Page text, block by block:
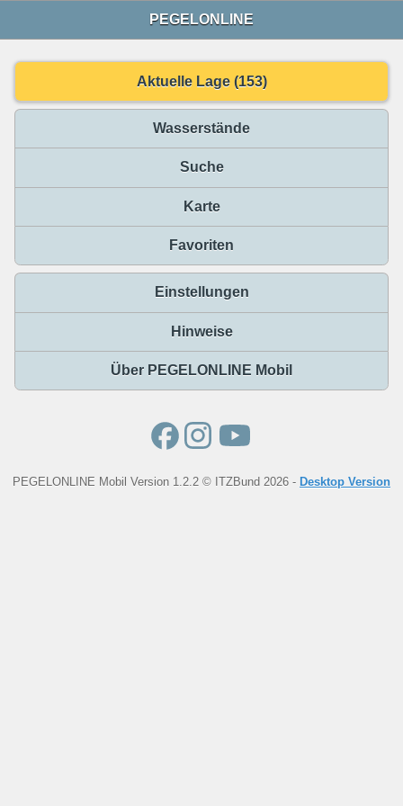
PEGELONLINE
Aktuelle Lage (153)
Wasserstände
Suche
Karte
Favoriten
Einstellungen
Hinweise
Über PEGELONLINE Mobil
PEGELONLINE Mobil Version 1.2.2 © ITZBund 2026 - Desktop Version